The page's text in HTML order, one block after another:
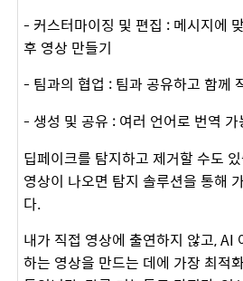
- 커스터마이징 및 편집 : 메시지에
후 영상 만들기
- 팀과의 협업 : 팀과 공유하고 함께
- 생성 및 공유 : 여러 언어로 번역 가
딥페이크를 탐지하고 제거할 수도
영상이 나오면 탐지 솔루션을 통해
다.
내가 직접 영상에 출연하지 않고, AI
하는 영상을 만드는 데에 가장 최적